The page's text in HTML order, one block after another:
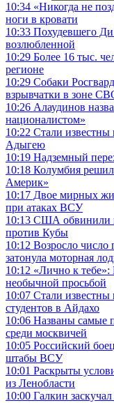
10:34 «Никогда не
ноги в кровати
10:33 Похудевшего
возлюбленной
10:29 Более 16 тыс.
регионе
10:29 Собаки
взрывчатки в зоне
10:26 Алаудинов
националистом»
10:22 Стали известны
Адыгею
10:19 Надземный
10:18 Колумбия
Америк»
10:17 Двое мирных
при атаках ВСУ
10:13 США обвинили в
против Кубы
10:12 Возросло число
затонула моторная
10:12 «Лично к тебе»:
необычной просьбой
10:07 Стали известны
студентов в Айдахо
10:06 Названы самые
среди москвичей
10:05 Российский
штабы ВСУ
10:01 Раскрыты
из Ленобласти
10:00 Галкин